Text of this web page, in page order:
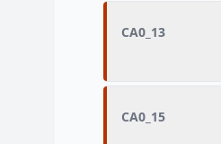
CA0_13
CA0_15